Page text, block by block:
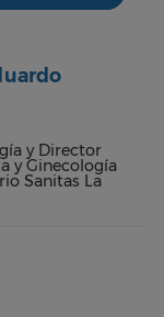
y Director
y Ginecología
Sanitas La